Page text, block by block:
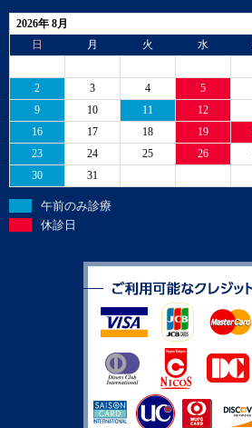
2026年 8月
日
月 火 水
2
3 4 5
9
10 11 12
16
17 18 19
23
24 25 26
30
31
午前のみ診療
休診日